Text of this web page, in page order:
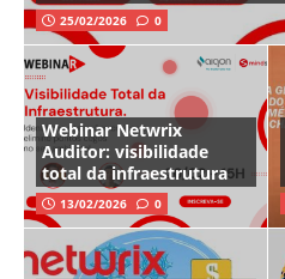
25/02/2026 0
Webinar Netwrix
Auditor: visibilidade
total da infraestrutura
13/02/2026 0